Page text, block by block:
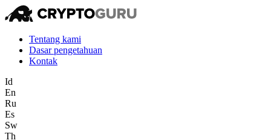
Tentang kami
Dasar pengetahuan
Kontak
Id
En
Ru
Es
Sw
Th